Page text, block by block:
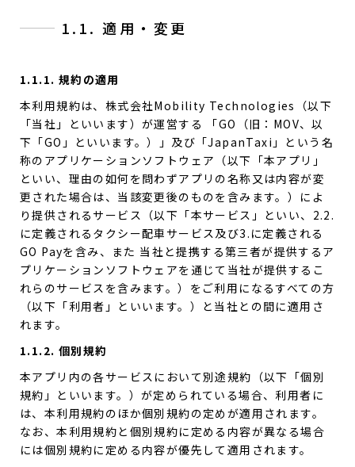
1.1. 適用・変更
1.1.1. 規約の適用
本利用規約は、株式会社Mobility Technologies（以下
「当社」といいます）が運営する 「GO（旧：MOV、以
下「GO」といいます。）」及び「JapanTaxi」という名
称のアプリケーションソフトウェア（以下「本アプリ」
といい、理由の如何を問わずアプリの名称又は内容が変
更された場合は、当該変更後のものを含みます。）によ
り提供されるサービス（以下「本サービス」といい、2.2.
に定義されるタクシー配車サービス及び3.に定義される
GO Payを含み、また 当社と提携する第三者が提供するア
プリケーションソフトウェアを通じて当社が提供するこ
れらのサービスを含みます。）をご利用になるすべての方
（以下「利用者」といいます。）と当社との間に適用さ
れます。
1.1.2. 個別規約
本アプリ内の各サービスにおいて別途規約（以下「個別
規約」といいます。）が定められている場合、利用者に
は、本利用規約のほか個別規約の定めが適用されます。
なお、本利用規約と個別規約に定める内容が異なる場合
には個別規約に定める内容が優先して適用されます。